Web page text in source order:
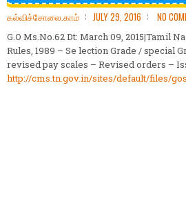
கல்விச்சோலை.காம் JULY 29, 2016 NO
G.O Ms.No.62 Dt: March 09, 2015|Tamil
Rules, 1989 – Se lection Grade / special
revised pay scales – Revised orders –
http://cms.tn.gov.in/sites/default/files/